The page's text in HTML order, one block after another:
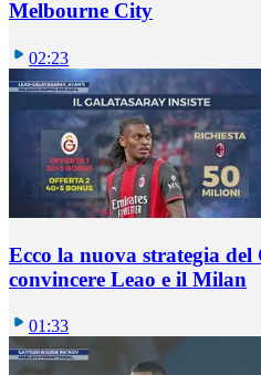
Melbourne City
02:23
Ecco la nuova strategia
convincere Leao e il Milan
01:33